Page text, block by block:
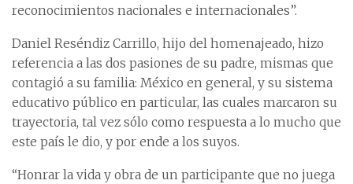
reconocimientos nacionales e internacionales”.
Daniel Reséndiz Carrillo, hijo del homenajeado, hizo
referencia a las dos pasiones de su padre, mismas que
contagió a su familia: México en general, y su sistema
educativo público en particular, las cuales marcaron su
trayectoria, tal vez sólo como respuesta a lo mucho que
este país le dio, y por ende a los suyos.
“Honrar la vida y obra de un participante que no juega